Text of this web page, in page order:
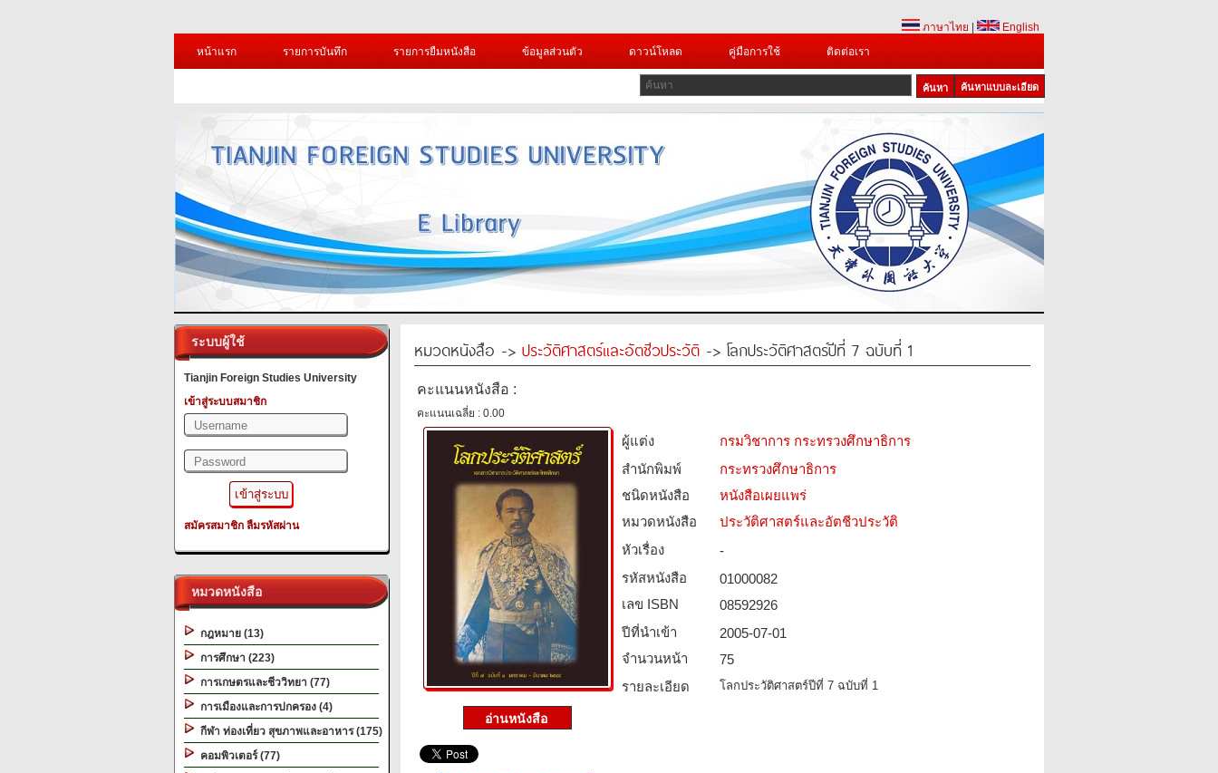
ภาษาไทย
English
หน้าแรก
รายการบันทึก รายการยืมหนังสือ ข้อมูลส่วนตัว ดาวน์โหลด คู่มือการใช้ ติดต่อเรา
ค้นหาแบบละเอียด
ระบบผู้ใช้
Tianjin Foreign Studies University
เข้าสู่ระบบสมาชิก
สมัครสมาชิก ลืมรหัสผ่าน
หมวดหนังสือ
กฎหมาย (13)
การศึกษา (223)
การเกษตรและชีววิทยา (77)
การเมืองและการปกครอง (4)
กีฬา ท่องเที่ยว สุขภาพและอาหาร (175)
คอมพิวเตอร์ (77)
หมวดหนังสือ -> ประวัติศาสตร์และอัตชีวประวัติ -> โลกประวัติศาสตร์ปีที่ 7 ฉบับที่ 1
คะแนนหนังสือ :
คะแนนเฉลี่ย : 0.00
ผู้แต่ง
กรมวิชาการ กระทรวงศึกษาธิการ
สำนักพิมพ์
กระทรวงศึกษาธิการ
ชนิดหนังสือ­
หนังสือเผยแพร่
หมวดหนังสือ­
ประวัติศาสตร์และอัตชีวประวัติ
หัวเรื่อง
-
รหัสหนังสือ­
01000082
เลข ISBN
08592926
ปีที่นำเข้า
2005-07-01
จำนวนหน้า
75
รายละเอียด
โลกประวัติศาสตร์ปีที่ 7 ฉบับที่ 1